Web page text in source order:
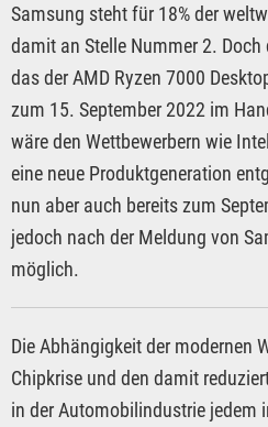
Samsung steht für 18% der
damit an Stelle Nummer 2. Doch
das der AMD Ryzen 7000
zum 15. September 2022 im
wäre den Wettbewerbern wie
eine neue Produktgeneration
nun aber auch bereits zum
jedoch nach der Meldung von
möglich.
Die Abhängigkeit der modernen
Chipkrise und den damit
in der Automobilindustrie jedem